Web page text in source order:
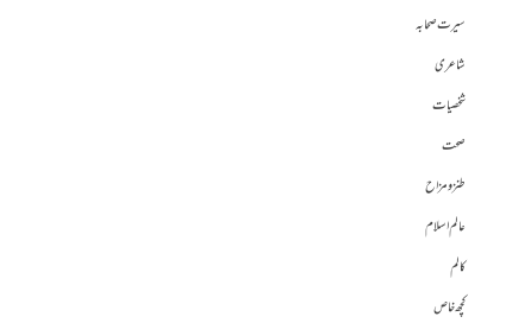
سیرت صحابہ
شاعری
شخصیات
صحت
طنز و مزاح
عالم اسلام
کالم
کچھ خاص